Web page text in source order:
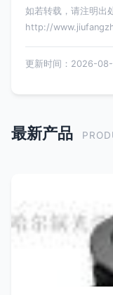
如若转载，请注明出
http://
更新时间：2026-
最新产品